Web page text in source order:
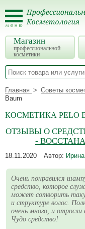
Магазин
профессиональной
косметики
Главная Советы
Baum
КОСМЕТИКА PELO
ОТЗЫВЫ О
-
18.11.2020 Автор: Ирина
Очень понравился
средство, которое
может сотворить
и структуре волос.
очень много, и
Чудо средство!